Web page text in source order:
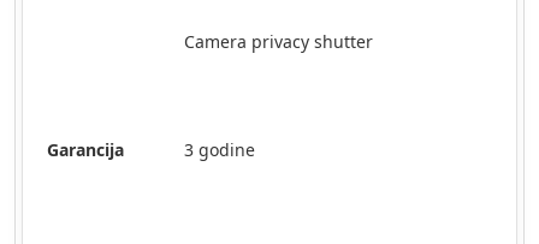
Camera privacy shutter
Garancija 3 godine